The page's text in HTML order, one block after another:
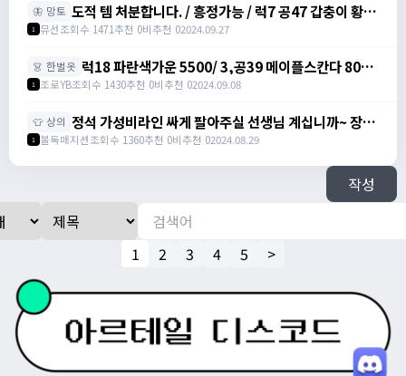
🦋 망토 도적 템 처분합니다. / 흥정가능 / 럭7 공47 갑충이 황금
돼지벨트 럭6 공10 도적 40제 장갑 회카망토 럭10 럭9
1 뮤선조회수 1471추천 0비추천 02024.09.27
👗 한벌옷 럭18 파란색가운 5500/ 3,공39 메이플스칸다 800/
공10노목 2900/ 럭9 검은색 마법의망토 1000 팝니
800/ 공10노목 2900/ 럭9 검은색 마법의망토 1000
팝니다 / 01083190306
1 조로YB조회수 1430추천 0비추천 02024.09.08
👕 상의 정석 가성비라인 싸게 팔아주실 선생님 계십니까~ 장갑
신발, 상하의, 슬레브 아직 아무것도 안맞췄습니다 / 가
1 불독매지션조회수 1360추천 0비추천 02024.08.29
작성
1 2 3 4 5 >